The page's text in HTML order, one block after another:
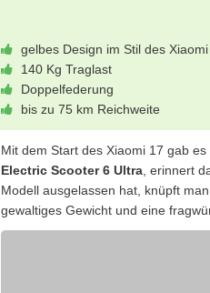
gelbes Design im Stil des Xiaomi
140 Kg Traglast
Doppelfederung
bis zu 75 km Reichweite
Mit dem Start des Xiaomi 17 gab
Electric Scooter 6 Ultra , erinnert
Modell ausgelassen hat, knüpft
gewaltiges Gewicht und eine